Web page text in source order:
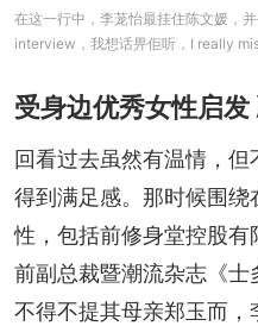
在这一行中，李茏怡最挂住陈文媛，
interview，我想话畀佢听，I really
受身边优秀女性启
回看过去虽然有温情，
得到满足感。那时候围
性，包括前修身堂控股有
前副总裁暨潮流杂志《
不得不提其母亲郑玉而